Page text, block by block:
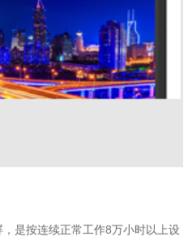
是按连续正常工作8万小时以上设